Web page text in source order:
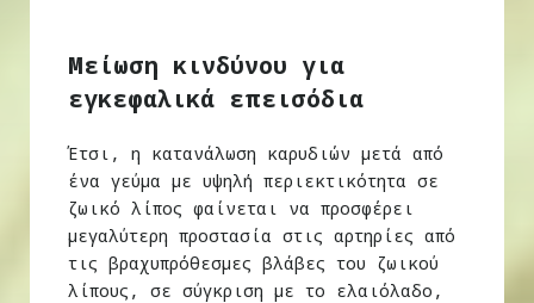
Μείωση κινδύνου για
εγκεφαλικά επεισόδια
Έτσι, η κατανάλωση καρυδιών μετά από
ένα γεύμα με υψηλή περιεκτικότητα σε
ζωικό λίπος φαίνεται να προσφέρει
μεγαλύτερη προστασία στις αρτηρίες από
τις βραχυπρόθεσμες βλάβες του ζωικού
λίπους, σε σύγκριση με το ελαιόλαδο,